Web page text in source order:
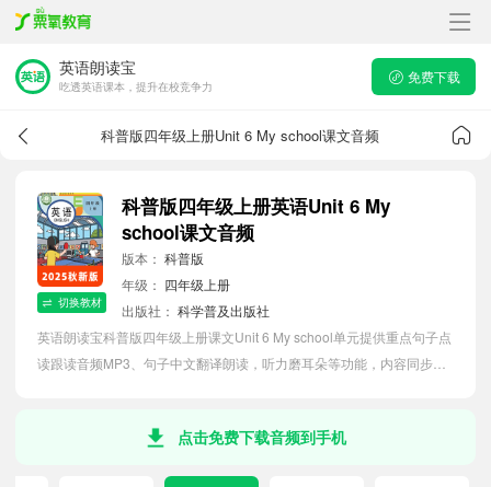
英语朗读宝
吃透英语课本，提升在校竞争力
免费下载
科普版四年级上册Unit 6 My school课文音频
切换教材
科普版四年级上册英语Unit 6 My
school课文音频
版本： 科普版
年级： 四年级上册
出版社： 科学普及出版社
英语朗读宝科普版四年级上册课文Unit 6 My school单元提供重点句子点
读跟读音频MP3、句子中文翻译朗读，听力磨耳朵等功能，内容同步
点击免费下载音频到手机